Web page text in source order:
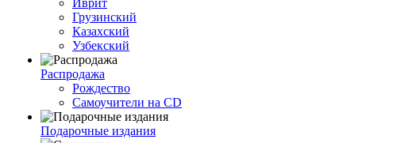
Иврит
Грузинский
Казахский
Узбекский
Распродажа
Рождество
Самоучители на CD
Подарочные издания